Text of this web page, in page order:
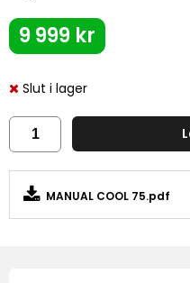
9 999 kr
Slut i lager
MANUAL COOL 75.pdf